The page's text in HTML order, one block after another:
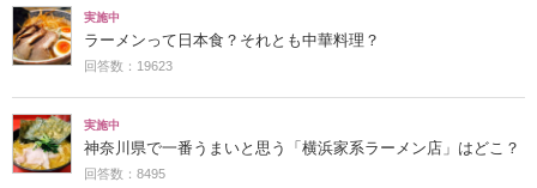
実施中
ラーメンって日本食？それとも中華料理？
回答数：19623
実施中
神奈川県で一番うまいと思う「横浜家系ラーメン店」はどこ？
回答数：8495